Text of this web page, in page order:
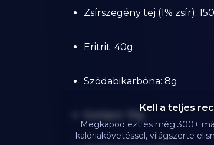
Zsírszegény tej (1% zsír):
Eritrit: 40g
Szódabikarbóna: 8g
Kell a teljes
Megkapod ezt és még 300+
kalóriakövetéssel, világszerte